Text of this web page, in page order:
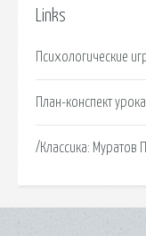
Links
Психологические
План-конспект
/Классика: Муратов